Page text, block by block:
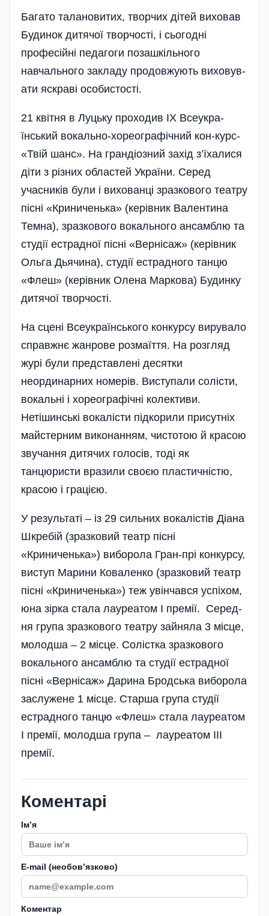
Багато талановитих, творчих дітей виховав
Будинок дитячо­ї творчості, і сьогодні
професійні педагоги поза­шкільного
навчальн­ого за­кладу продовжують виховув­
ати яскраві особистості.
21 квітня в Луцьку проходив IX Всеу­­к­­ра­
їнський вокально-хореог­рафічний кон­-курс­
«Твій шанс». На гранді­озний захід з’їхалися
діти з різ­них областей України. Серед
учасників були і вихованці зразко­во­го театру
пісні «Кри­ничень­ка» (керівник Вален­тина
Темна), зразкового­ вокального ансамблю та
студії естрадної пісні «Верні­саж» (керівник
Ольга Дьячина), сту­дії естрадного танцю
«Флеш» (кері­вник Олена Маркова) Будинк­у
дитячої творчості.
На сцені Всеукраїнського конкурсу вирувало
справжнє жанрове розмаїття. На розгляд
журі були представлені десятки
неординарних но­ме­рів. Виступали солісти,
вокальні і хореогра­фічні колективи.
Нетішинські вокаліс­ти підкорили присутніх
майстерним виконанням, чисто­тою й красою
звучання дитячих голосів, тоді як
танцюристи вразили своєю пластичністю,
красою і грацією.
У результаті – із 29 сильних вокалістів Діана
Шкребій (зразковий театр пісні
«Криниченька») виборола Гран-прі конкур­су,
виступ Марини Коваленко (зразковий театр
пісні «Криниченька») теж увін­чався успіхом,
юна зірка стала лауреатом I премії. Серед­
ня група зразкового театру зайняла 3 місце,
молодша – 2 місце. Солістка зразкового
вокального ансамблю та студії естрадної
пісні «Вернісаж» Дарина Бродська виборола
заслужене 1 місце. Старша група студії
естрадного танцю «Флеш» стала лауреатом
I премії, молодша група – лауреатом III
премії.
Коментарі
Імʼя
E-mail (необовʼязково)
Коментар